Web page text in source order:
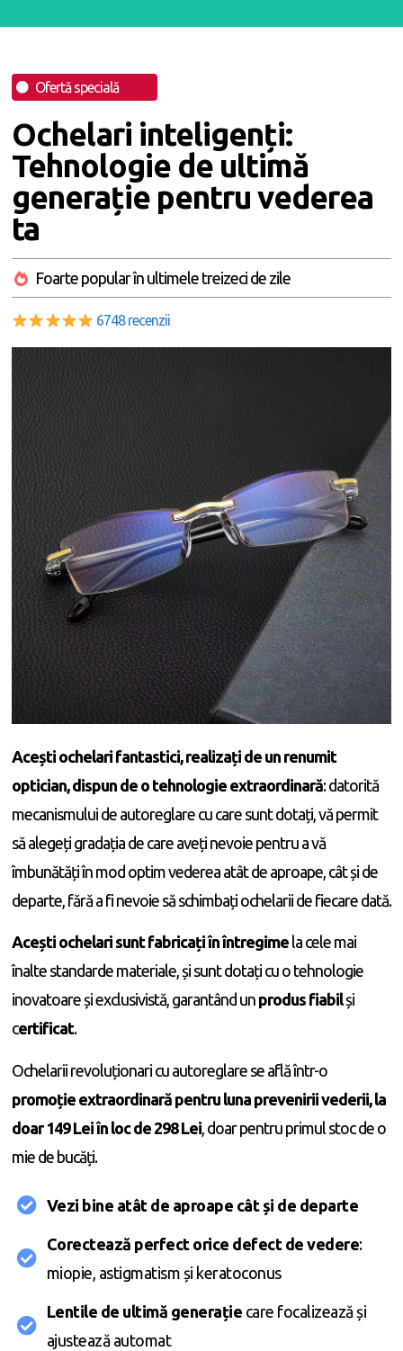
Ofertă specială
Ochelari inteligenți:
Tehnologie de ultimă
generație pentru vederea
ta
Foarte popular în ultimele treizeci de zile
6748 recenzii
Acești ochelari fantastici, realizați de un renumit
optician, dispun de o tehnologie extraordinară: datorită
mecanismului de autoreglare cu care sunt dotați, vă permit
să alegeți gradația de care aveți nevoie pentru a vă
îmbunătăți în mod optim vederea atât de aproape, cât și de
departe, fără a fi nevoie să schimbați ochelarii de fiecare dată.
Acești ochelari sunt fabricați în întregime la cele mai
înalte standarde materiale, și sunt dotați cu o tehnologie
inovatoare și exclusivistă, garantând un produs fiabilși
certificat.
Ochelarii revoluționari cu autoreglare se află într-o
promoție extraordinară pentru luna prevenirii vederii, la
doar 149 Lei în loc de 298 Lei , doar pentru primul stoc de o
mie de bucăți.
Vezi bine atât de aproape cât și de departe
Corectează perfect orice defect de vedere:
miopie, astigmatism și keratoconus
Lentile de ultimă generație care focalizează și
ajustează automat